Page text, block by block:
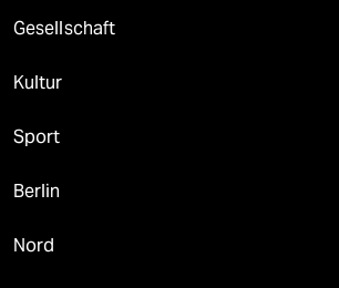
Gesellschaft
Kultur
Sport
Berlin
Nord